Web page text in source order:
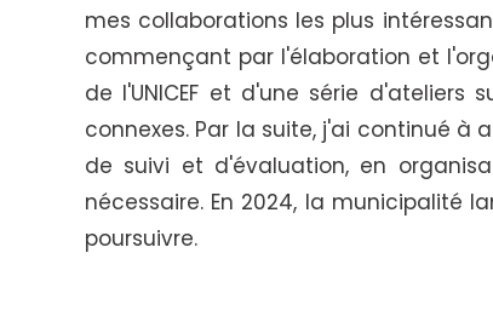
mes collaborations les plus
commençant par l'élaboration et
de l'UNICEF et d'une série
connexes. Par la suite, j'ai continué
de suivi et d'évaluation, en
nécessaire. En 2024, la municipalité
poursuivre.